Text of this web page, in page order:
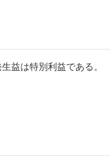
益は特別利益である。